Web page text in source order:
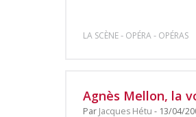
LA SCÈNE- OPÉRA- OPÉRAS
Agnès Mellon, la
Par Jacques Hétu - 13/04/